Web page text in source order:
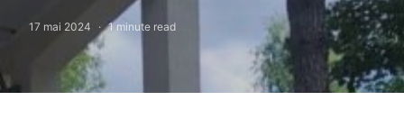
17 mai 2024 1 minute read